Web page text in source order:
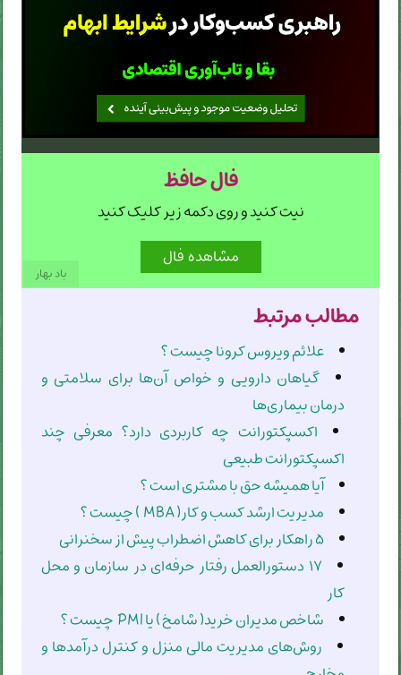
فال حافظ
نیت کنید و روی دکمه زیر کلیک کنید
باد بهار
مطالب مرتبط
علائم ویروس کرونا چیست ؟
گیاهان دارویی و خواص آن‌ها برای سلامتی و
درمان بیماری‌ها
اکسپکتورانت چه کاربردی دارد؟ معرفی چند
اکسپکتورانت طبیعی
آیا همیشه حق با مشتری است ؟
مدیریت ارشد کسب و کار( MBA ) چیست ؟
۵ راهکار برای کاهش اضطراب پیش از سخنرانی
۱۷ دستورالعمل رفتار حرفه‌ای در سازمان و محل
کار
شاخص مدیران خرید( شامخ ) یا PMI چیست ؟
روش‌های مدیریت مالی منزل و کنترل درآمدها و